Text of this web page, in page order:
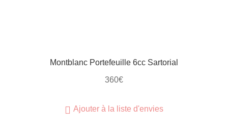
Montblanc Portefeuille 6cc Sartorial
360€
Ajouter à la liste d'envies